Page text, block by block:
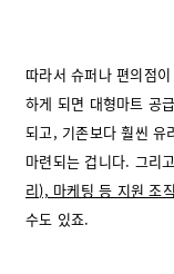
따라서 슈퍼나 편의점
하게 되면 대형마트 공
되고, 기존보다 훨씬 유
마련되는 겁니다. 그리고
리), 마케팅 등 지원 조
수도 있죠.